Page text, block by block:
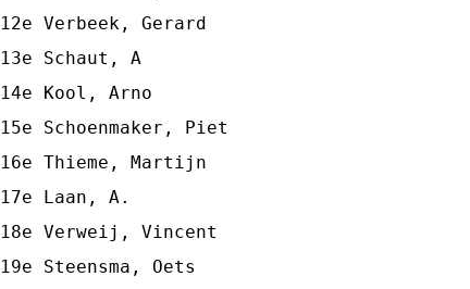
12e Verbeek, Gerard
13e Schaut, A
14e Kool, Arno
15e Schoenmaker, Piet
16e Thieme, Martijn
17e Laan, A.
18e Verweij, Vincent
19e Steensma, Oets